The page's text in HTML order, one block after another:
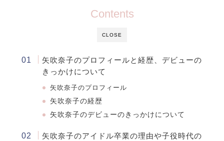
CLOSE
Contents
矢吹奈子のプロフィールと経歴、デビューの
きっかけについて
矢吹奈子のプロフィール
矢吹奈子の経歴
矢吹奈子のデビューのきっかけについて
矢吹奈子のアイドル卒業の理由や子役時代の